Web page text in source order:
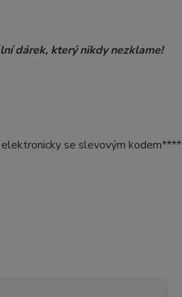
dárek, který nikdy nezklame!
se slevovým kodem****